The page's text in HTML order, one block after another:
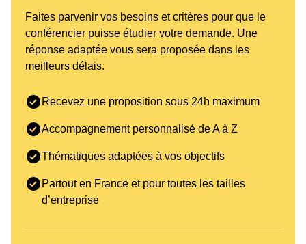
Faites parvenir vos besoins et critères pour que le
conférencier puisse étudier votre demande. Une
réponse adaptée vous sera proposée dans les
meilleurs délais.
Recevez une proposition sous 24h maximum
Accompagnement personnalisé de A à Z
Thématiques adaptées à vos objectifs
Partout en France et pour toutes les tailles
d’entreprise